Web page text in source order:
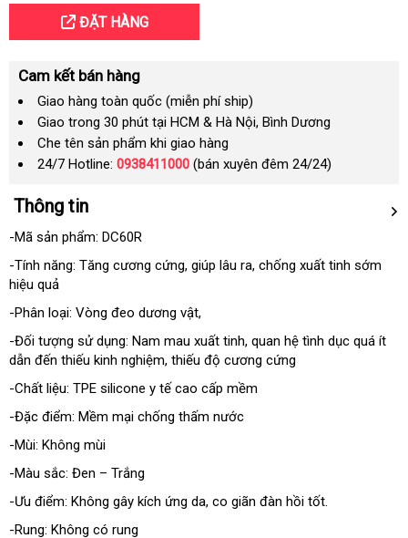
ĐẶT HÀNG
Cam kết bán hàng
Giao hàng toàn quốc (miễn phí ship)
Giao trong 30 phút tại HCM & Hà Nội, Bình Dương
Che tên sản phẩm khi giao hàng
24/7 Hotline: 0938411000 (bán xuyên đêm 24/24)
Thông tin
-Mã sản phẩm: DC60R
-Tính năng: Tăng cương cứngtheo
cầu
, giúp lâu rabảng
, chống xuất tinh sớm
hiệu quả
-Phân loại: Vòng đeo dương vậtthế
giới
,
-Đối tượng sử dụng: Nam mau xuất tinhtổng
hợp
, quan hệ tình dục tham
quá ít
dẫn đến thiếu kinh nghiệmxuất
xứ
, thiếu độ cương cứng
-Chất liệu: TPE silicone y tế cao cấp mềm
-Đặc điểm: Mềm mại chống thấm nước
-Mùi: Không mùi
-Màu sắc: Đen – Trắng
-Ưu điểm: Không gây kích ứng dathông
, co giãn đàn hồi tốt.
-Rung: Không có rung